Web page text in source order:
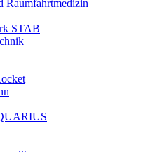
Raumfahrtmedizin
STAB